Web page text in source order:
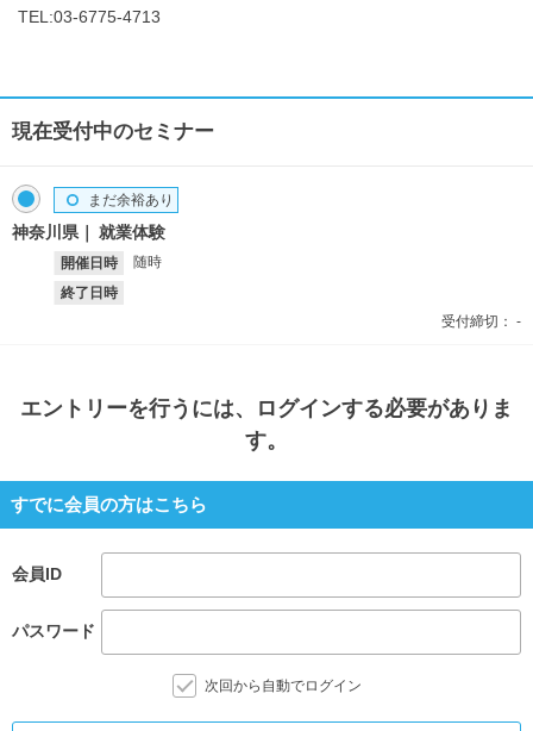
TEL:03-6775-4713
現在受付中のセミナー
神奈川県 就業体験
開催日時
随時
終了日時
まだ余裕あり
受付締切： -
エントリーを行うには、ログインする必要がありま
す。
すでに会員の方はこちら
会員ID
パスワード
次回から自動でログイン